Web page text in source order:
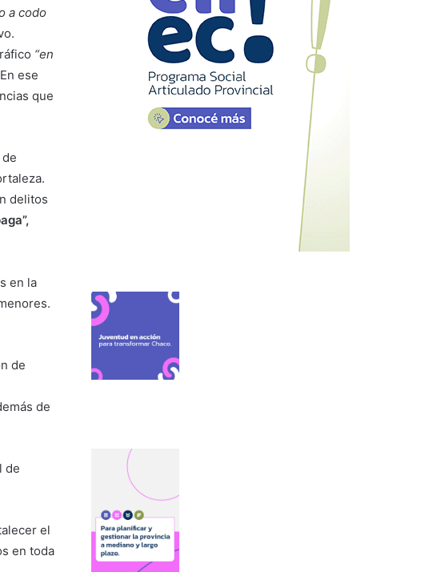
a codo
“en
ese
que
delitos
en la
de
de
de
el
en toda